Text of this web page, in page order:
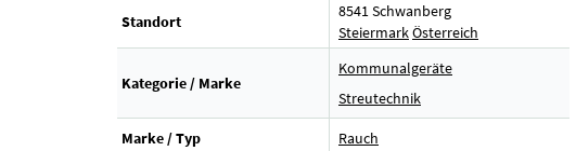
Standort
8541 Schwanberg
SteiermarkÖsterreich
Kategorie / Marke
Kommunalgeräte
Streutechnik
Marke / Typ
Rauch